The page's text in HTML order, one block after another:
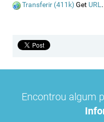
Transferir (411k) Get URL.
Encontrou algum